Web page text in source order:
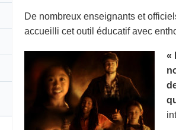
De nombreux enseignants et
accueilli cet outil éducatif avec
«